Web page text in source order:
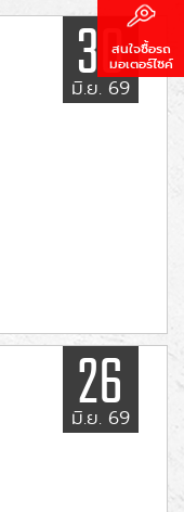
30
มิ.ย. 69
26
มิ.ย. 69
สนใจซื้อรถ
มอเตอร์ไซค์